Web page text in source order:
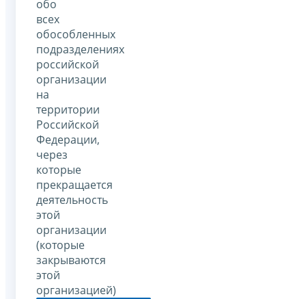
обо
всех
обособленных
подразделениях
российской
организации
на
территории
Российской
Федерации,
через
которые
прекращается
деятельность
этой
организации
(которые
закрываются
этой
организацией)